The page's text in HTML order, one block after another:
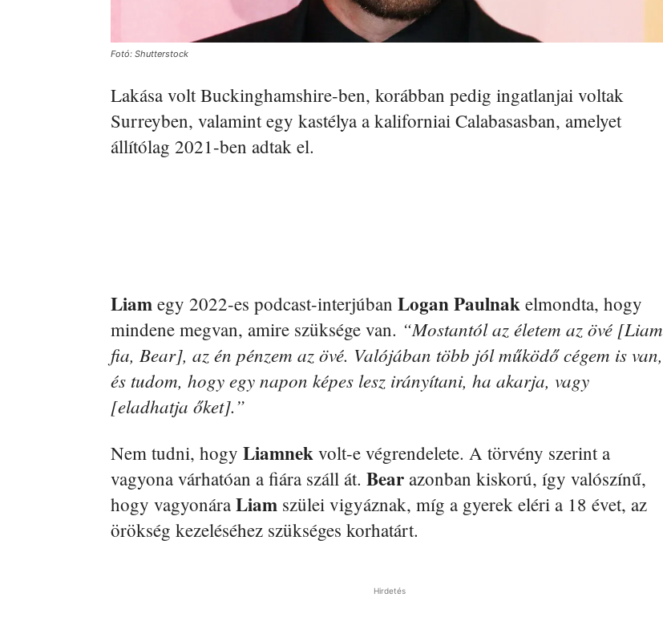
Fotó: Shutterstock
Lakása volt Buckinghamshire-ben, korábban pedig ingatlanjai voltak
Surreyben, valamint egy kastélya a kaliforniai Calabasasban, amelyet
állítólag 2021-ben adtak el.
Liam egy 2022-es podcast-interjúban Logan Paulnak elmondta, hogy
mindene megvan, amire szüksége van. “Mostantól az életem az övé [Liam
fia, Bear], az én pénzem az övé. Valójában több jól működő cégem is van,
és tudom, hogy egy napon képes lesz irányítani, ha akarja, vagy
[eladhatja őket].”
Nem tudni, hogy Liamnek volt-e végrendelete. A törvény szerint a
vagyona várhatóan a fiára száll át. Bear azonban kiskorú, így valószínű,
hogy vagyonára Liam szülei vigyáznak, míg a gyerek eléri a 18 évet, az
örökség kezeléséhez szükséges korhatárt.
Hirdetés